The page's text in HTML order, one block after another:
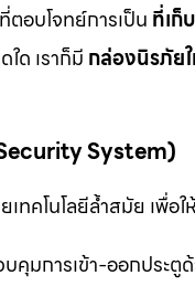
ที่ตอบโจทย์การเป็น ที่เก็
ใด เราก็มี กล่องนิรภัยใ
System)
เทคโนโลยีล้ำสมัย เพื่อใ
บคุมการเข้า-ออกประ